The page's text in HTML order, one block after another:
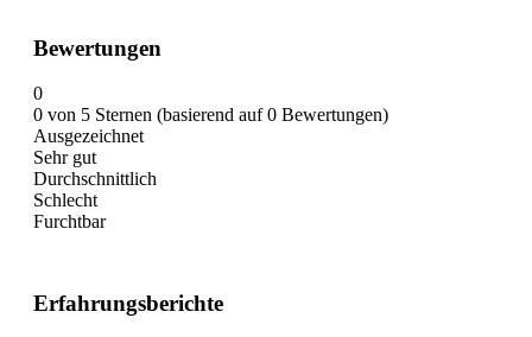
Bewertungen
0
0 von 5 Sternen (basierend auf 0 Bewertungen)
Ausgezeichnet
Sehr gut
Durchschnittlich
Schlecht
Furchtbar
Erfahrungsberichte